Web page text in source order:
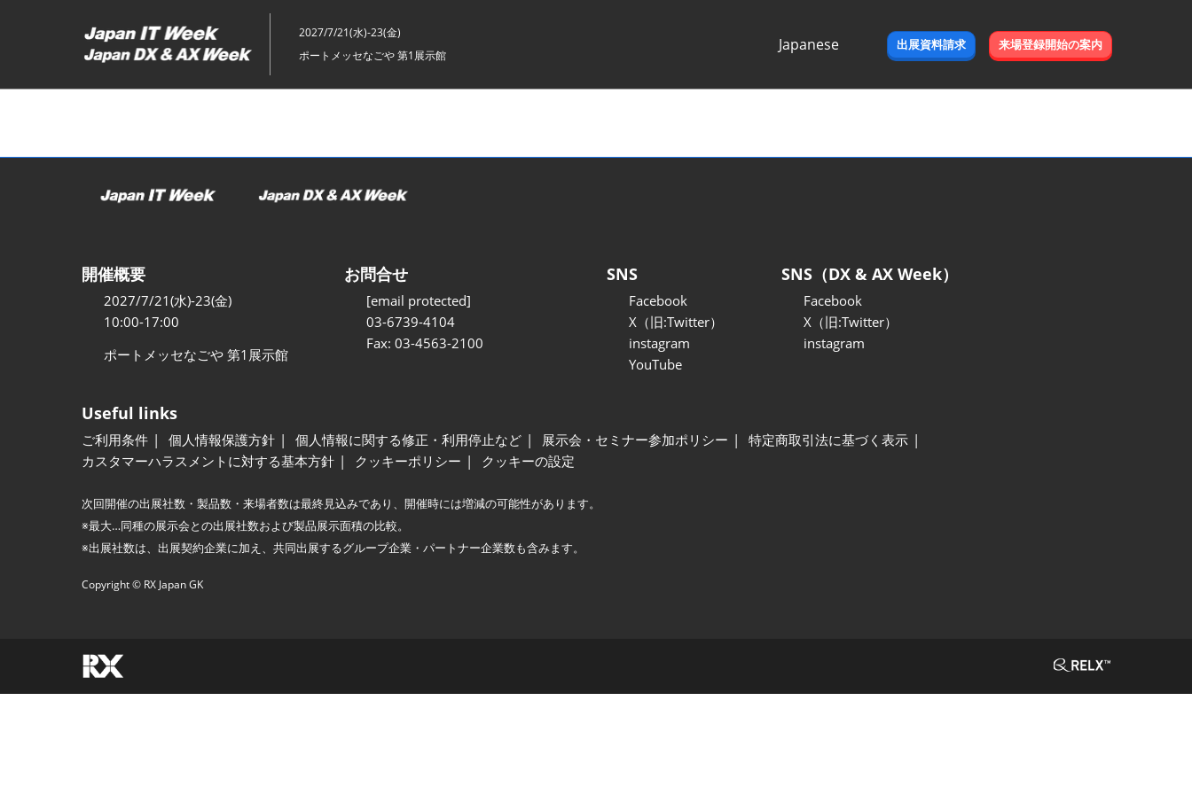
キ
ッ
2027/7/21(水)-23(金)
ポートメッセなごや 第1展示館
Japanese
出展資料請求 来場登録開始の案内
開催概要
2027/7/21(水)-23(金)
10:00-17:00
ポートメッセなごや 第1展示館
お問合せ
[email protected]
03-6739-4104
Fax: 03-4563-2100
SNS
Facebook
X（旧:Twitter）
instagram
YouTube
SNS（DX & AX Week）
Facebook
X（旧:Twitter）
instagram
Useful links
ご利用条件 個人情報保護方針 個人情報に関する修正・利用停止など 展示会・セミナー参加ポリシー
特定商取引法に基づく表示
カスタマーハラスメントに対する基本方針
クッキーポリシー クッキーの設定
次回開催の出展社数・製品数・来場者数は最終見込みであり、開催時には増減の可能性があります。
※最大…同種の展示会との出展社数および製品展示面積の比較。
※出展社数は、出展契約企業に加え、共同出展するグループ企業・パートナー企業数も含みます。
Copyright © RX Japan GK